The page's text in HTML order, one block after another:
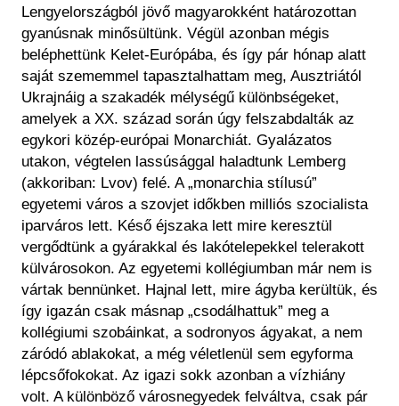
Lengyelországból jövő magyarokként határozottan
gyanúsnak minősültünk. Végül azonban mégis
beléphettünk Kelet-Európába, és így pár hónap alatt
saját szememmel tapasztalhattam meg, Ausztriától
Ukrajnáig a szakadék mélységű különbségeket,
amelyek a XX. század során úgy felszabdalták az
egykori közép-európai Monarchiát. Gyalázatos
utakon, végtelen lassúsággal haladtunk Lemberg
(akkoriban: Lvov) felé. A „monarchia stílusú”
egyetemi város a szovjet időkben milliós szocialista
iparváros lett. Késő éjszaka lett mire keresztül
vergődtünk a gyárakkal és lakótelepekkel telerakott
külvárosokon. Az egyetemi kollégiumban már nem is
vártak bennünket. Hajnal lett, mire ágyba kerültük, és
így igazán csak másnap „csodálhattuk” meg a
kollégiumi szobáinkat, a sodronyos ágyakat, a nem
záródó ablakokat, a még véletlenül sem egyforma
lépcsőfokokat. Az igazi sokk azonban a vízhiány
volt. A különböző városnegyedek felváltva, csak pár